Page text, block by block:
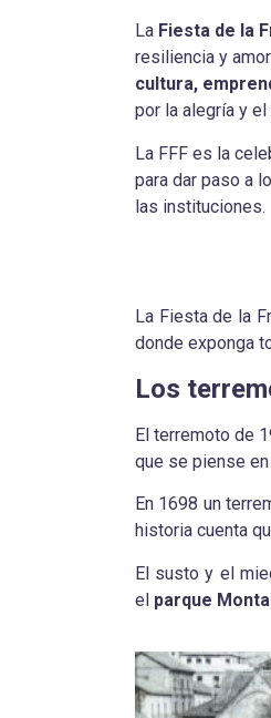
La Fiesta de la
resiliencia y
cultura,
por la alegría y
La FFF es la
para dar paso a
las instituciones.
La Fiesta de la
donde exponga
Los
El terremoto de
que se piense
En 1698 un
historia cuenta
El susto y el
el parque